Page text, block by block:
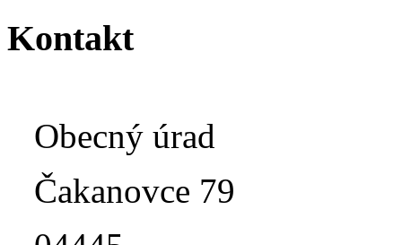
Kontakt
Obecný úrad
Čakanovce 79